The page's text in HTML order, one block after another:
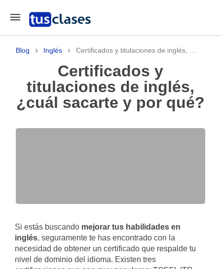
Blog Inglés Certificados y titulaciones de inglés, ...
Certificados y
titulaciones de inglés,
¿cuál sacarte y por qué?
Si estás buscando mejorar tus habilidades en
inglés, seguramente te has encontrado con la
necesidad de obtener un certificado que respalde tu
nivel de dominio del idioma. Existen tres